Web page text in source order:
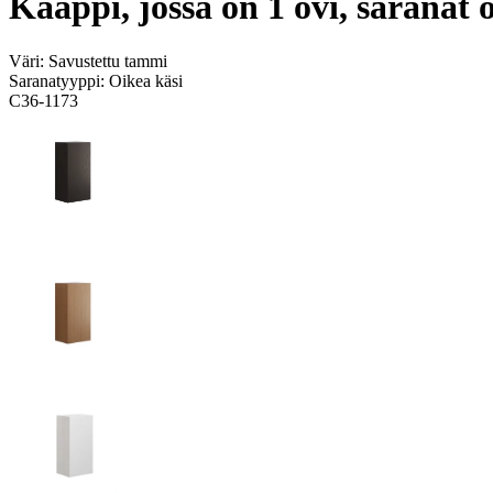
Väri: Savustettu tammi
Saranatyyppi: Oikea käsi
C36-1173